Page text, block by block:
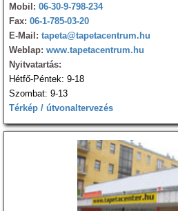
Mobil: 06-30-9-798-234
Fax: 06-1-785-03-20
E-Mail: tapeta@tapetacentrum.hu
Weblap: www.tapetacentrum.hu
Nyitvatartás:
Hétfő-Péntek: 9-18
Szombat: 9-13
Térkép / útvonaltervezés